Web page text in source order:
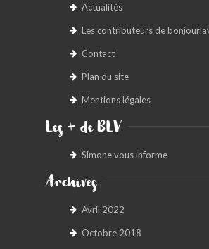
Actualités
Les contributeurs de
Contact
Plan du site
Mentions légales
Les + de BLV
Simone vous informe
Archives
Avril 2022
Octobre 2018